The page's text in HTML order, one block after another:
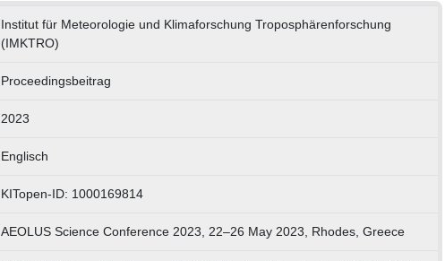
Institut für Meteorologie und Klimaforschung Troposphärenforschung
(IMKTRO)
Proceedingsbeitrag
2023
Englisch
KITopen-ID: 1000169814
AEOLUS Science Conference 2023, 22–26 May 2023, Rhodes, Greece